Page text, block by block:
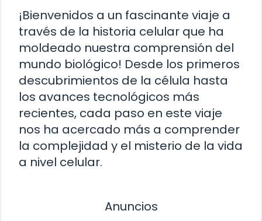
¡Bienvenidos a un fascinante viaje a
través de la historia celular que ha
moldeado nuestra comprensión del
mundo biológico! Desde los primeros
descubrimientos de la célula hasta
los avances tecnológicos más
recientes, cada paso en este viaje
nos ha acercado más a comprender
la complejidad y el misterio de la vida
a nivel celular.
Anuncios